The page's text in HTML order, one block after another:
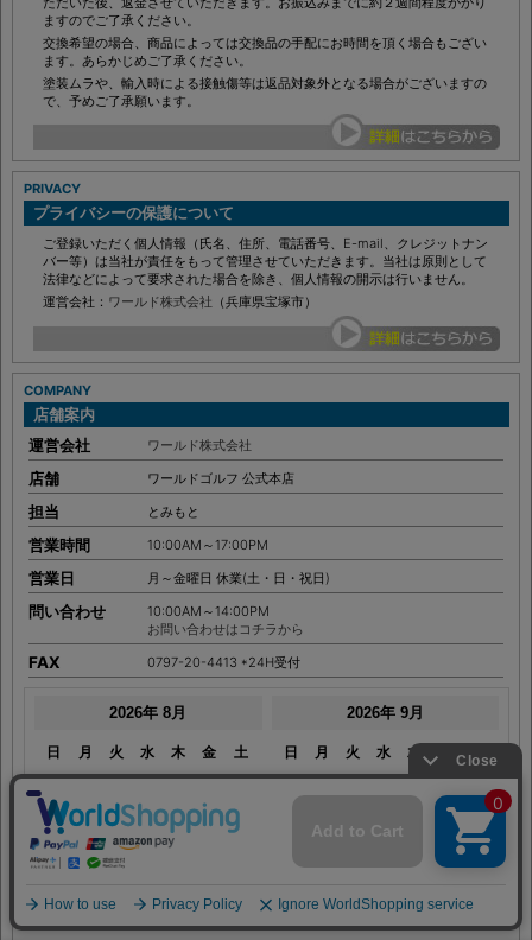
既に商品代金をお支払いいただいている場合は、商品の返品確認をさせてい
ただいた後、返金させていただきます。お振込みまでに約２週間程度かかり
ますのでご了承ください。
交換希望の場合、商品によっては交換品の手配にお時間を頂く場合もござい
ます。あらかじめご了承ください。
塗装ムラや、輸入時による接触傷等は返品対象外となる場合がございますの
で、予めご了承願います。
PRIVACY
プライバシーの保護について
ご登録いただく個人情報（氏名、住所、電話番号、E-mail、クレジットナン
バー等）は当社が責任をもって管理させていただきます。当社は原則として
法律などによって要求された場合を除き、個人情報の開示は行いません。
運営会社：ワールド株式会社（兵庫県宝塚市）
COMPANY
店舗案内
運営会社
ワールド株式会社
店舗 ワールドゴルフ 公式本店
担当 とみもと
営業時間 10:00AM～17:00PM
営業日 月～金曜日 休業(土・日・祝日)
問い合わせ
10:00AM～14:00PM
お問い合わせはコチラから